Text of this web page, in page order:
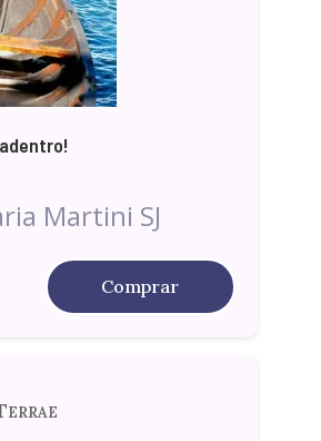
Martini SJ
Comprar